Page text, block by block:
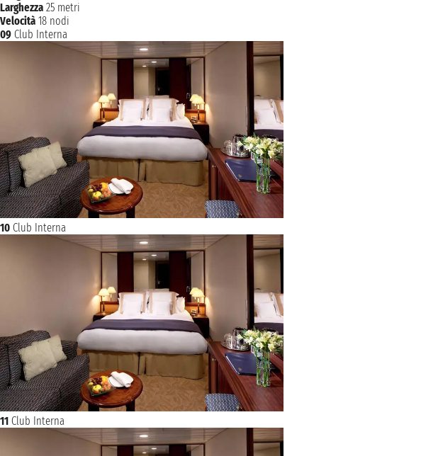
Larghezza 25 metri
Velocità 18 nodi
09 Club Interna
10 Club Interna
11 Club Interna